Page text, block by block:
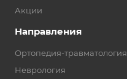
Акции
Направления
Ортопедия-травматология
Неврология